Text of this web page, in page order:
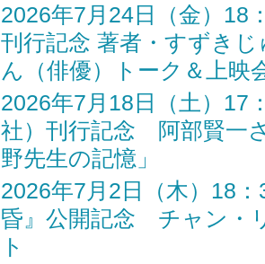
2026年7月24日（金）18
刊行記念 著者・すずき
ん（俳優）トーク＆上
2026年7月18日（土）17
社）刊行記念 阿部賢一
野先生の記憶」
2026年7月2日（木）18
昏』公開記念 チャン・
ト